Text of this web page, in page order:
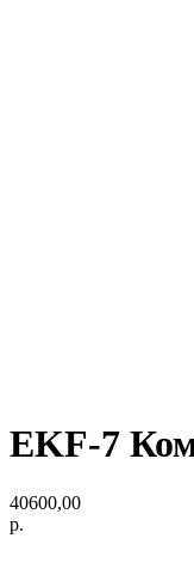
EKF-7
40600,00
р.